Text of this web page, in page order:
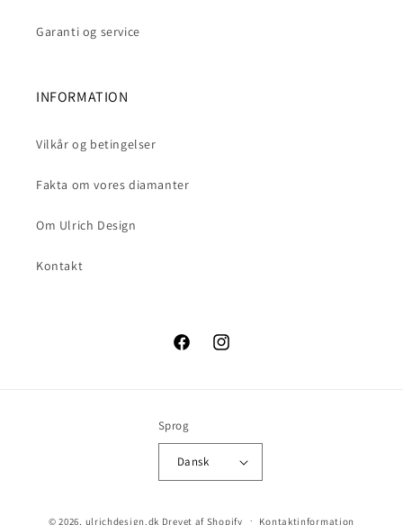
Garanti og service
INFORMATION
Vilkår og betingelser
Fakta om vores diamanter
Om Ulrich Design
Kontakt
FacebookInstagram
Sprog
Dansk
© 2026, ulrichdesign.dk Drevet af Shopify Kontaktinformation